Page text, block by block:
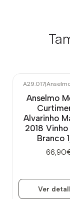
A29.017|
Anselmo
Alvarinho
2018
Branco
Ver